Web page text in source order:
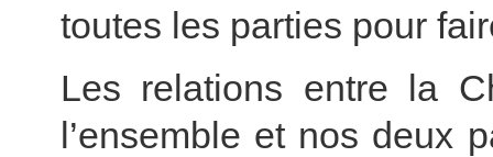
toutes les parties pour
Les relations entre la
l’ensemble et nos deux